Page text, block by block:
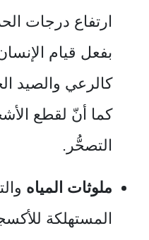
ارتفاع درجات
بفعل قيام
كالرعي والصيد
كما أنّ لقطع
التصحُّر.
ملوثات المياه
المستهلكة